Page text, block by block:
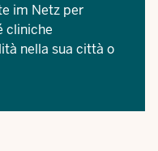
im Netz per
cliniche
nella sua città o